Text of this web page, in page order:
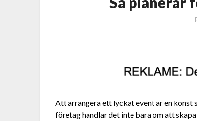
Att arrangera ett lyckat event är en konst
företag handlar det inte bara om att